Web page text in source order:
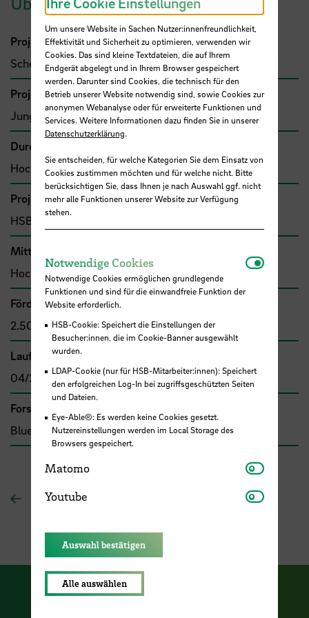
Projektleitung
Schellenberger, Gregor, Prof.
Projektbeteiligte
Jung, Thomas, Prof.Kapt.
Durchführende Organisation
Hochschule Bremen, Fakultät 5
Projekttyp
HSB-intern gefördertes Projekt
Mittel- bzw. Auftragsgeber
Hochschule Bremen, F&E-Fonds
Förder- bzw. Auftragssumme
2.500,00 €
Laufzeit
04/2017 - 12/2018
Forschungs- und Transfercluster
Blue Sciences
Zur Übersichtsseite
Zu unserer Facebook
Um unsere Website in Sachen Nutzer:innenfreundlichkeit,
Effektivität und Sicherheit zu optimieren, verwenden wir
Cookies. Das sind kleine Textdateien, die auf Ihrem
Endgerät abgelegt und in Ihrem Browser gespeichert
werden. Darunter sind Cookies, die technisch für den
Betrieb unserer Website notwendig sind, sowie Cookies zur
anonymen Webanalyse oder für erweiterte Funktionen und
Services. Weitere Informationen dazu finden Sie in unserer
Datenschutzerklärung.
Sie entscheiden, für welche Kategorien Sie dem Einsatz von
Cookies zustimmen möchten und für welche nicht. Bitte
berücksichtigen Sie, dass Ihnen je nach Auswahl ggf. nicht
mehr alle Funktionen unserer Website zur Verfügung
stehen.
Notwendige Cookies
Notwendige Cookies ermöglichen grundlegende
Funktionen und sind für die einwandfreie Funktion der
Website erforderlich.
HSB-Cookie: Speichert die Einstellungen der
Besucher:innen, die im Cookie-Banner ausgewählt
wurden.
LDAP-Cookie (nur für HSB-Mitarbeiter:innen): Speichert
den erfolgreichen Log-In bei zugriffsgeschützten Seiten
und Dateien.
Eye-Able®: Es werden keine Cookies gesetzt.
Nutzereinstellungen werden im Local Storage des
Browsers gespeichert.
Matomo Matomo
Youtube Youtube
Auswahl bestätigen
Alle auswählen